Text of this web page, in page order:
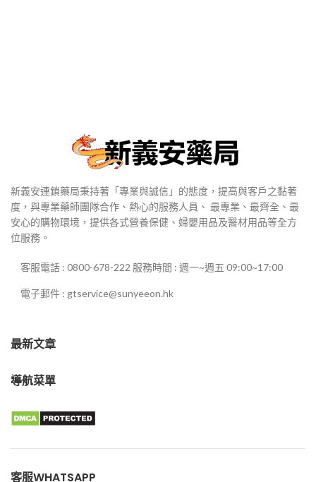
新義安連鎖藥局秉持著「專業與誠信」的態度，提高與客戶之黏著
度，與專業藥師團隊合作、熱心的服務人員、 最專業、最齊全、最
安心的購物環境，提供各式營養保健、婦嬰用品及醫材用品等全方
位服務。
客服電話 : 0800-678-222 服務時間 : 週一~週五 09:00~17:00
電子郵件 : gtservice@sunyeeon.hk
最新文章
導航菜單
客服WHATSAPP